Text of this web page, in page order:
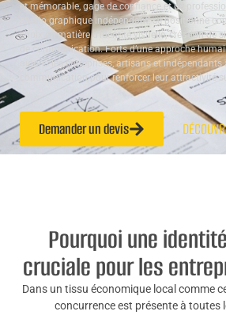
et mémorable, gage de confiance et de
studio graphique indépendant, se positionne
choix en matière d’identité visuelle, création de
de communication. Forts d’une approche
aidons les entreprises, artisans et indépendants
communication pour renforcer leur attractivité
Demander un devis
Pourquoi une
cruciale pour les
Dans un tissu économique local comme
concurrence est présente à toutes